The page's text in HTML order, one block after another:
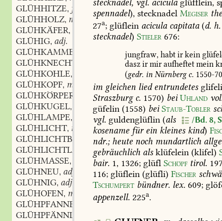
GLÜHHITZE, f.
GLÜHHOLZ, n.
GLÜHKÄFER,
GLÜHIG, adj.
GLÜHKAMMER
GLÜHKNECHT
GLÜHKOHLE,
GLÜHKOPF, m.
GLÜHKÖRPER
GLÜHKUGEL,
GLÜHLAMPE,
GLÜHLICHT, n.
GLÜHLICHTBELEUCHTUNG, f.
GLÜHLICHTLAMPE,f.
GLÜHMASSE,
GLÜHNEU, adj.
GLÜHNIG, adj.
GLÜHOFEN, m.
GLÜHPFANNE
GLÜHPFÄNNLEIN
stecknadel, vgl. aciculaglüfflein,
spennadel), stecknadel Megiser
27a; glüflein aciculacapitata(d. h.
stecknadel) Stieler 676:
jungfraw, habt ir kein
dasz ir mir aufheftet mein
(gedr. in Nürnbergc. 1550-
im gleichen liedentrundetes
Straszburgc. 1570) bei Uhland
güfelin (1558) bei Staub-Tobler
vgl. guldenglüflin (als /Bd. 8,
kosename fürein kleines kind)
ndr.;heute noch mundartlich
gebräuchlich als klüfelein (klifel)
bair. 1, 1326; glüfl Schöpf tirol.
116; glüflein (glüfli) Fischer
Tschumpert bündner. lex. 609;
appenzell. 225a.